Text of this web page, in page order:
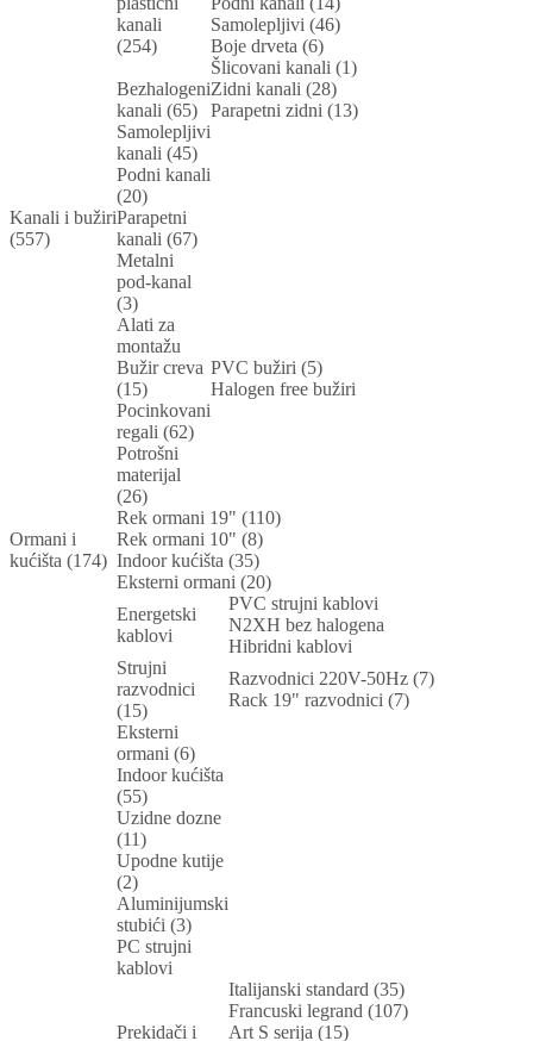
Kanali i bužiri
(557)
kanali
(254)
Samolepljivi (46)
Boje drveta (6)
Šlicovani kanali (1)
Bezhalogeni
kanali (65)
Zidni kanali (28)
Parapetni zidni (13)
Samolepljivi
kanali (45)
Podni kanali
(20)
Parapetni
kanali (67)
Metalni
pod-kanal
(3)
Alati za
montažu
Bužir creva
(15)
PVC bužiri (5)
Halogen free bužiri
Pocinkovani
regali (62)
Potrošni
materijal
(26)
Ormani i
kućišta (174)
Rek ormani 19" (110)
Rek ormani 10" (8)
Indoor kućišta (35)
Eksterni ormani (20)
Energetski
kablovi
PVC strujni kablovi
N2XH bez halogena
Hibridni kablovi
Strujni
razvodnici
(15)
Razvodnici 220V-50Hz (7)
Rack 19" razvodnici (7)
Eksterni
ormani (6)
Indoor kućišta
(55)
Uzidne dozne
(11)
Upodne kutije
(2)
Aluminijumski
stubići (3)
PC strujni
kablovi
Prekidači i
Italijanski standard (35)
Francuski legrand (107)
Art S serija (15)